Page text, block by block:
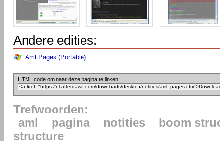
Andere edities:
Aml Pages (Portable)
HTML code om naar deze pagina te linken:
Trefwoorden:
aml
pagina notities
boom
structure